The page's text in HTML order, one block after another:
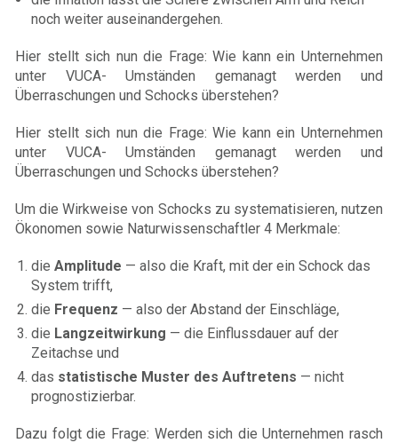
noch weiter auseinandergehen.
Hier stellt sich nun die Frage: Wie kann ein Unternehmen
unter VUCA- Umständen gemanagt werden und
Überraschungen und Schocks überstehen?
Hier stellt sich nun die Frage: Wie kann ein Unternehmen
unter VUCA- Umständen gemanagt werden und
Überraschungen und Schocks überstehen?
Um die Wirkweise von Schocks zu systematisieren, nutzen
Ökonomen sowie Naturwissenschaftler 4 Merkmale:
die Amplitude — also die Kraft, mit der ein Schock das
System trifft,
die Frequenz — also der Abstand der Einschläge,
die Langzeitwirkung — die Einflussdauer auf der
Zeitachse und
das statistische Muster des Auftretens — nicht
prognostizierbar.
Dazu folgt die Frage: Werden sich die Unternehmen rasch